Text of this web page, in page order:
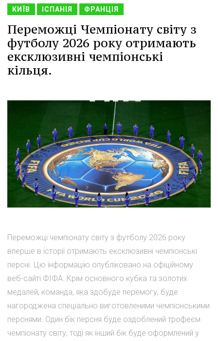
КИЇВ ІСПАНІЯ ФРАНЦІЯ
Переможці Чемпіонату світу з
футболу 2026 року отримають
ексклюзивні чемпіонські
кільця.
Переможці чемпіонату світу з футболу 2026 року
вперше в історії отримають ексклюзивні чемпіонські
персні. Цю інформацію опубліковано на офіційному
веб-сайті ФІФА. Крім основного кубка та золотих
медалей, команда, яка здобуде перемогу, буде
нагороджена спеціально виготовленими чемпіонськими
перснями. Один бік персня буде оздоблений трофеєм
чемпіонату світу, тоді як інший бік буде оформлений у